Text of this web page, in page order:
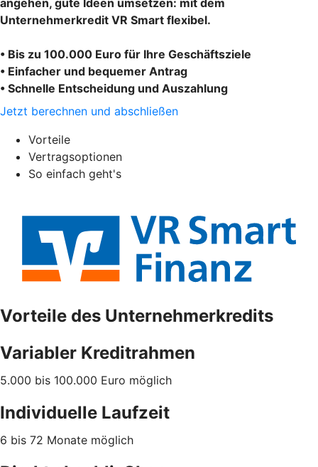
Unternehmerkredit VR Smart flexibel.
• Bis zu 100.000 Euro für Ihre Geschäftsziele
• Einfacher und bequemer Antrag
• Schnelle Entscheidung und Auszahlung
Jetzt berechnen und abschließen
Vorteile
Vertragsoptionen
So einfach geht's
Vorteile des Unternehmerkredits
Variabler Kreditrahmen
5.000 bis 100.000 Euro möglich
Individuelle Laufzeit
6 bis 72 Monate möglich